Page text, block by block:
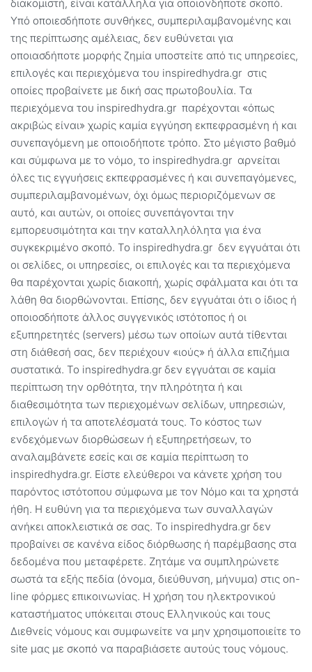
διακομιστή, είναι κατάλληλα για οποιονδήποτε σκοπό.
Υπό οποιεσδήποτε συνθήκες, συμπεριλαμβανομένης και
της περίπτωσης αμέλειας, δεν ευθύνεται για
οποιασδήποτε μορφής ζημία υποστείτε από τις υπηρεσίες,
επιλογές και περιεχόμενα του inspiredhydra.gr στις
οποίες προβαίνετε με δική σας πρωτοβουλία. Τα
περιεχόμενα του inspiredhydra.gr παρέχονται «όπως
ακριβώς είναι» χωρίς καμία εγγύηση εκπεφρασμένη ή και
συνεπαγόμενη με οποιοδήποτε τρόπο. Στο μέγιστο βαθμό
και σύμφωνα με το νόμο, το inspiredhydra.gr αρνείται
όλες τις εγγυήσεις εκπεφρασμένες ή και συνεπαγόμενες,
συμπεριλαμβανομένων, όχι όμως περιοριζόμενων σε
αυτό, και αυτών, οι οποίες συνεπάγονται την
εμπορευσιμότητα και την καταλληλόλητα για ένα
συγκεκριμένο σκοπό. Το inspiredhydra.gr δεν εγγυάται ότι
οι σελίδες, οι υπηρεσίες, οι επιλογές και τα περιεχόμενα
θα παρέχονται χωρίς διακοπή, χωρίς σφάλματα και ότι τα
λάθη θα διορθώνονται. Επίσης, δεν εγγυάται ότι ο ίδιος ή
οποιοσδήποτε άλλος συγγενικός ιστότοπος ή οι
εξυπηρετητές (servers) μέσω των οποίων αυτά τίθενται
στη διάθεσή σας, δεν περιέχουν «ιούς» ή άλλα επιζήμια
συστατικά. Το inspiredhydra.gr δεν εγγυάται σε καμία
περίπτωση την ορθότητα, την πληρότητα ή και
διαθεσιμότητα των περιεχομένων σελίδων, υπηρεσιών,
επιλογών ή τα αποτελέσματά τους. Το κόστος των
ενδεχόμενων διορθώσεων ή εξυπηρετήσεων, το
αναλαμβάνετε εσείς και σε καμία περίπτωση το
inspiredhydra.gr. Είστε ελεύθεροι να κάνετε χρήση του
παρόντος ιστότοπου σύμφωνα με τον Νόμο και τα χρηστά
ήθη. Η ευθύνη για τα περιεχόμενα των συναλλαγών
ανήκει αποκλειστικά σε σας. Το inspiredhydra.gr δεν
προβαίνει σε κανένα είδος διόρθωσης ή παρέμβασης στα
δεδομένα που μεταφέρετε. Ζητάμε να συμπληρώνετε
σωστά τα εξής πεδία (όνομα, διεύθυνση, μήνυμα) στις on-
line φόρμες επικοινωνίας. Η χρήση του ηλεκτρονικού
καταστήματος υπόκειται στους Ελληνικούς και τους
Διεθνείς νόμους και συμφωνείτε να μην χρησιμοποιείτε το
site μας με σκοπό να παραβιάσετε αυτούς τους νόμους.